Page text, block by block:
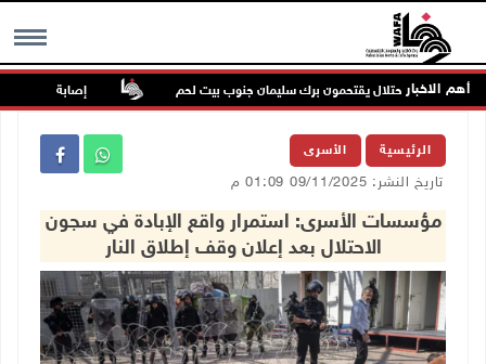
MENU أهم الاخبار
قوات الاحتلال يقتحمون برك سليمان جنوب بيت لحم إصابة مسن بجروح
الرئيسية الأسرى
تاريخ النشر: 09/11/2025 01:09 م
مؤسسات الأسرى: استمرار واقع الإبادة في سجون
الاحتلال بعد إعلان وقف إطلاق النار